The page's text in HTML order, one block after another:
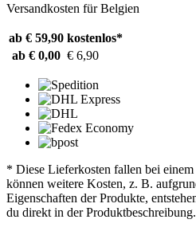
Versandkosten für Belgien
ab € 59,90 kostenlos*
ab € 0,00 € 6,90
* Diese Lieferkosten fallen bei einem
können weitere Kosten, z. B.
Eigenschaften der Produkte,
du direkt in der Produktbeschreibung.